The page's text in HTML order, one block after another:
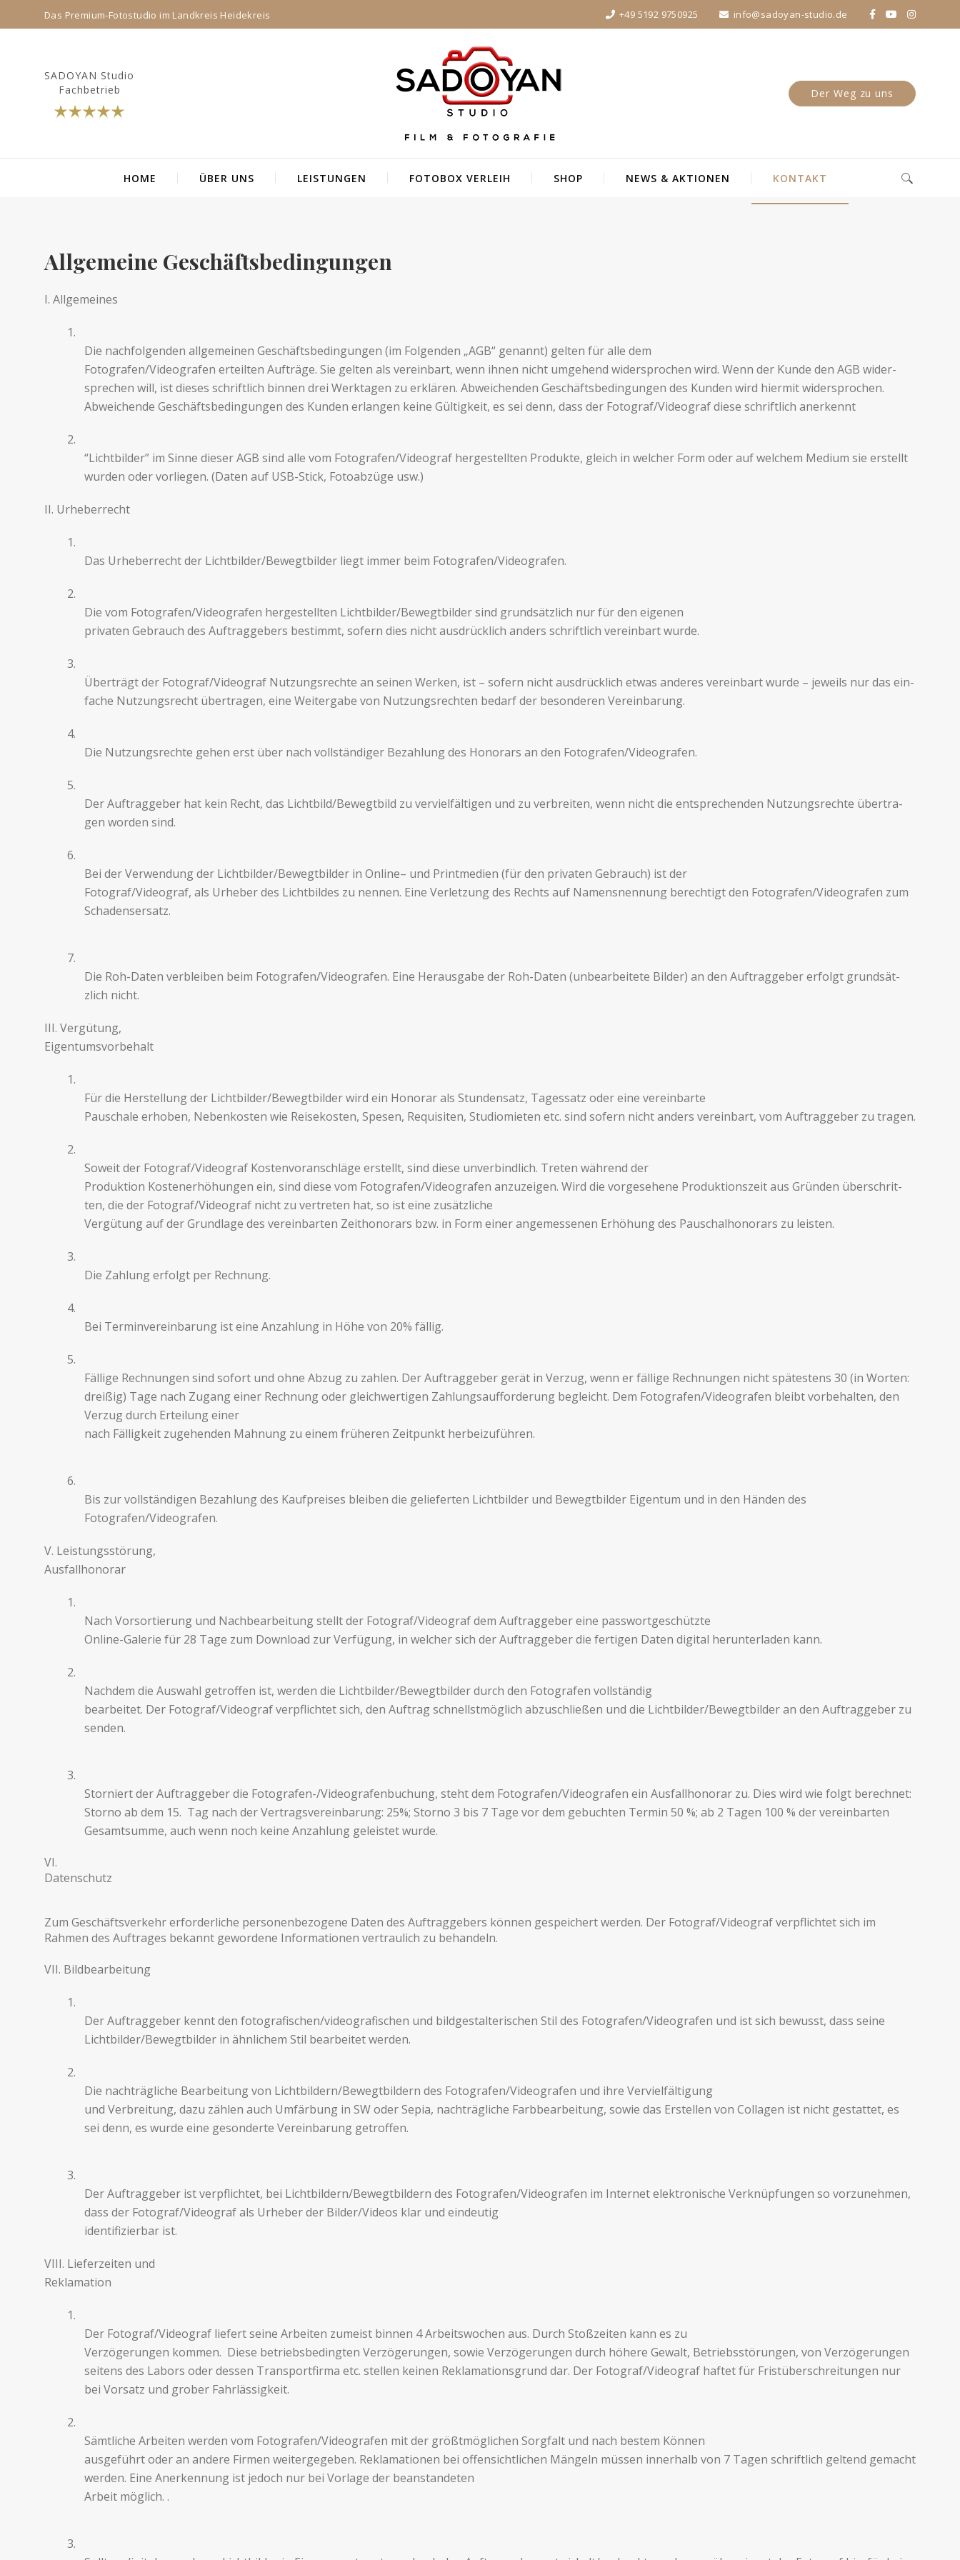
Das Premium-Fotostudio im Landkreis Heidekreis +49 5192 9750925 info@sadoyan-studio.de
SADOYAN Studio
Fachbetrieb
Der Weg zu uns
HOME ÜBER UNS LEISTUNGEN FOTOBOX VERLEIH SHOP NEWS & AKTIONEN KONTAKT
Allgemeine Geschäftsbedingungen
I. All­ge­meines
1.
Die nach­fol­gen­den all­ge­meinen Geschäfts­be­din­gun­gen (im Fol­gen­den „AGB“ genannt) gel­ten für alle dem
Fotografen/Videografen erteil­ten Aufträge. Sie gel­ten als vere­in­bart, wenn ihnen nicht umge­hend wider­sprochen wird. Wenn der Kunde den AGB wider­
sprechen will, ist dieses schriftlich bin­nen drei Werk­ta­gen zu erk­lären. Abwe­ichen­den Geschäfts­be­din­gun­gen des Kun­den wird hier­mit wider­sprochen.
Abwe­ichende Geschäfts­be­din­gun­gen des Kun­den erlan­gen keine Gültigkeit, es sei denn, dass der Fotograf/Videograf diese schriftlich anerkennt
2.
“Licht­bilder” im Sinne dieser AGB sind alle vom Fotografen/Videograf hergestell­ten Pro­dukte, gle­ich in welcher Form oder auf welchem Medium sie erstellt
wur­den oder vor­liegen. (Daten auf USB-Stick, Fotoabzüge usw.)
II. Urhe­ber­recht
1.
Das Urhe­ber­recht der Licht­bilder/Bewegtbilder liegt immer beim Fotografen/Videografen.
2.
Die vom Fotografen/Videografen hergestell­ten Licht­bilder/Bewegtbilder sind grund­sät­zlich nur für den eige­nen
pri­vaten Gebrauch des Auf­tragge­bers bes­timmt, sofern dies nicht aus­drück­lich anders schriftlich vere­in­bart wurde.
3.
Überträgt der Fotograf/Videograf Nutzungsrechte an seinen Werken, ist – sofern nicht aus­drück­lich etwas anderes vere­in­bart wurde – jew­eils nur das ein­
fache Nutzungsrecht über­tra­gen, eine Weit­er­gabe von Nutzungsrechten bedarf der beson­deren Vereinbarung.
4.
Die Nutzungsrechte gehen erst über nach voll­ständi­ger Bezahlung des Hon­o­rars an den Fotografen/Videografen.
5.
Der Auf­tragge­ber hat kein Recht, das Licht­bild/Bewegtbild zu vervielfälti­gen und zu ver­bre­iten, wenn nicht die entsprechen­den Nutzungsrechte über­tra­
gen wor­den sind.
6.
Bei der Ver­wen­dung der Licht­bilder/Bewegtbilder in Online– und Print­me­dien (für den pri­vaten Gebrauch) ist der
Fotograf/Videograf, als Urhe­ber des Licht­bildes zu nen­nen. Eine Ver­let­zung des Rechts auf Namen­snen­nung berechtigt den Fotografen/Videografen zum
Schadensersatz.
7.
Die Roh-Daten verbleiben beim Fotografen/Videografen. Eine Her­aus­gabe der Roh-Daten (unbear­beit­ete Bilder) an den Auf­tragge­ber erfolgt grund­sät­
zlich nicht.
III. Vergü­tung,
Eigentumsvorbehalt
1.
Für die Her­stel­lung der Licht­bilder/Bewegtbilder wird ein Hon­o­rar als Stun­den­satz, Tages­satz oder eine vere­in­barte
Pauschale erhoben, Nebenkosten wie Reisekosten, Spe­sen, Req­ui­siten, Stu­diomi­eten etc. sind sofern nicht anders vere­in­bart, vom Auf­tragge­ber zu tragen.
2.
Soweit der Fotograf/Videograf Kosten­vo­ran­schläge erstellt, sind diese unverbindlich. Treten während der
Pro­duk­tion Kosten­er­höhun­gen ein, sind diese vom Fotografen/Videografen anzuzeigen. Wird die vorge­se­hene Pro­duk­tion­szeit aus Grün­den über­schrit­
ten, die der Fotograf/Videograf nicht zu vertreten hat, so ist eine zusät­zliche
Vergü­tung auf der Grund­lage des vere­in­barten Zei­thono­rars bzw. in Form einer angemesse­nen Erhöhung des Pauschal­hono­rars zu leisten.
3.
Die Zahlung erfolgt per Rechnung.
4.
Bei Terminvereinbarung ist eine Anzahlung in Höhe von 20% fällig.
5.
Fäl­lige Rech­nun­gen sind sofort und ohne Abzug zu zahlen. Der Auf­tragge­ber gerät in Verzug, wenn er fäl­lige Rech­nun­gen nicht spätestens 30 (in Worten:
dreißig) Tage nach Zugang einer Rech­nung oder gle­ich­w­er­ti­gen Zahlungsauf­forderung begle­icht. Dem Fotografen/Videografen bleibt vor­be­hal­ten, den
Verzug durch Erteilung einer
nach Fäl­ligkeit zuge­hen­den Mah­nung zu einem früheren Zeit­punkt herbeizuführen.
6.
Bis zur voll­ständi­gen Bezahlung des Kauf­preises bleiben die geliefer­ten Licht­bilder und Bewegtbilder Eigen­tum und in den Hän­den des
Fotografen/Videografen.
V. Leis­tungsstörung,
Ausfallhonorar
1.
Nach Vor­sortierung und Nachbearbeitung stellt der Fotograf/Videograf dem Auf­tragge­ber eine pass­wort­geschützte
Online-Galerie für 28 Tage zum Download zur Ver­fü­gung, in welcher sich der Auf­tragge­ber die fertigen Daten digital herunterladen kann.
2.
Nach­dem die Auswahl getrof­fen ist, wer­den die Licht­bilder/Bewegtbilder durch den Fotografen voll­ständig
bear­beitet. Der Fotograf/Videograf verpflichtet sich, den Auftrag schnellstmöglich abzuschließen und die Licht­bilder/Bewegtbilder an den Auftraggeber zu
senden.
3.
Storniert der Auf­tragge­ber die Fotografen­-/Videografenbuchung, steht dem Fotografen/Videografen ein Aus­fall­hono­rar zu. Dies wird wie folgt berech­net:
Storno ab dem 15. Tag nach der Ver­tragsvere­in­barung: 25%; Storno 3 bis 7 Tage vor dem gebuchten Ter­min 50 %; ab 2 Tagen 100 % der vere­in­barten
Gesamtsumme, auch wenn noch keine Anzahlung geleis­tet wurde.
VI.
Daten­schutz
Zum Geschäftsverkehr erforder­liche per­so­n­en­be­zo­gene Daten des Auftraggebers kön­nen gespe­ichert wer­den. Der Fotograf/Videograf verpflichtet sich im
Rahmen des Auftrages bekannt gewor­dene Infor­ma­tio­nen ver­traulich zu behandeln.
VII. Bild­bear­beitung
1.
Der Auf­tragge­ber kennt den fotografischen/videografischen und bildgestalterischen Stil des Fotografen/Videografen und ist sich bewusst, dass seine
Lichtbilder/Bewegtbilder in ähnlichem Stil bear­beitet werden.
2.
Die nachträgliche Bear­beitung von Licht­bildern/Bewegtbildern des Fotografen/Videografen und ihre Vervielfäl­ti­gung
und Ver­bre­itung, dazu zählen auch Umfär­bung in SW oder Sepia, nachträgliche Farbbear­beitung, sowie das Erstellen von Collagen ist nicht ges­tat­tet, es
sei denn, es wurde eine geson­derte Vereinbarung getrof­fen.
3.
Der Auf­tragge­ber ist verpflichtet, bei Licht­bildern/Bewegtbildern des Fotografen/Videografen im Inter­net elek­tro­n­is­che Verknüp­fungen so vorzunehmen,
dass der Fotograf/Videograf als Urhe­ber der Bilder/Videos klar und eindeutig
identifizierbar ist.
VIII. Lieferzeiten und
Reklamation
1.
Der Fotograf/Videograf liefert seine Arbeiten zumeist bin­nen 4 Arbeitswochen aus. Durch Stoßzeiten kann es zu
Verzögerun­gen kom­men. Diese betrieb­s­be­d­ingten Verzögerun­gen, sowie Verzögerun­gen durch höhere Gewalt, Betriebsstörungen, von Verzögerun­gen
seit­ens des Labors oder dessen Trans­port­firma etc. stellen keinen Reklamationsgrund dar. Der Fotograf/Videograf haftet für Fristüberschreitungen nur
bei Vorsatz und grober Fahrlässigkeit.
2.
Sämtliche Arbeiten wer­den vom Fotografen/Videografen mit der größt­möglichen Sorgfalt und nach bestem Kön­nen
aus­ge­führt oder an andere Fir­men weit­ergegeben. Rekla­ma­tio­nen bei offensichtlichen Mängeln müssen innerhalb von 7 Tagen schriftlich geltend gemacht
werden. Eine Anerkennung ist jedoch nur bei Vor­lage der bean­stande­ten
Arbeit möglich. .
3.